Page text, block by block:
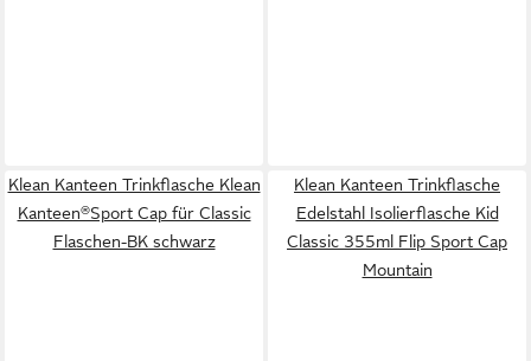
Klean Kanteen Trinkflasche Klean
Kanteen®Sport Cap für Classic
Flaschen-BK schwarz
Klean Kanteen Trinkflasche
Edelstahl Isolierflasche Kid
Classic 355ml Flip Sport Cap
Mountain